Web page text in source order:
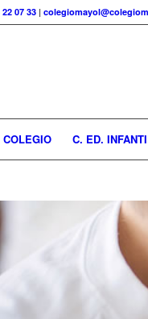
22 07 33 |
COLEGIO C. ED.